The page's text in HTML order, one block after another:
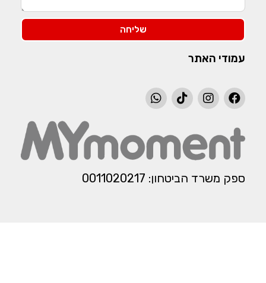
שליחה
עמודי האתר
ספק משרד הביטחון: 0011020217​​